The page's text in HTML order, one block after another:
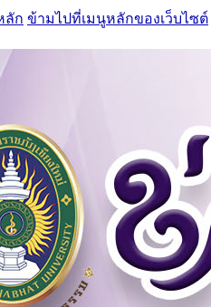
ลัก ข้ามไปที่เมนูหลักของเว็บไซต์